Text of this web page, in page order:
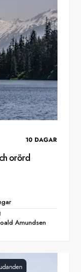
10 DAGAR
orörd
Amundsen